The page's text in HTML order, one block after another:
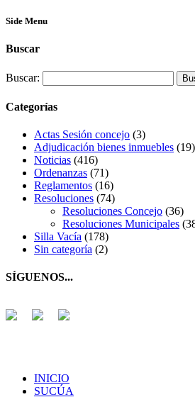
Side Menu
Buscar
Buscar:
Categorías
Actas Sesión concejo (3)
Adjudicación bienes inmuebles (19)
Noticias (416)
Ordenanzas (71)
Reglamentos (16)
Resoluciones (74)
Resoluciones Concejo (36)
Resoluciones Municipales
Silla Vacía (178)
Sin categoría (2)
SÍGUENOS...
INICIO
SUCÚA